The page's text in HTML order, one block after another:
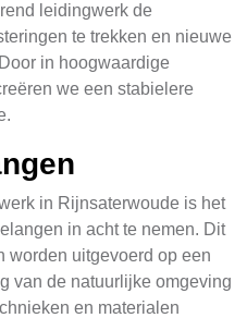
leidingwerk de
te trekken en nieuwe
in hoogwaardige
we een stabielere
in Rijnsaterwoude is het
in acht te nemen. Dit
worden uitgevoerd op een
van de natuurlijke omgeving
en materialen